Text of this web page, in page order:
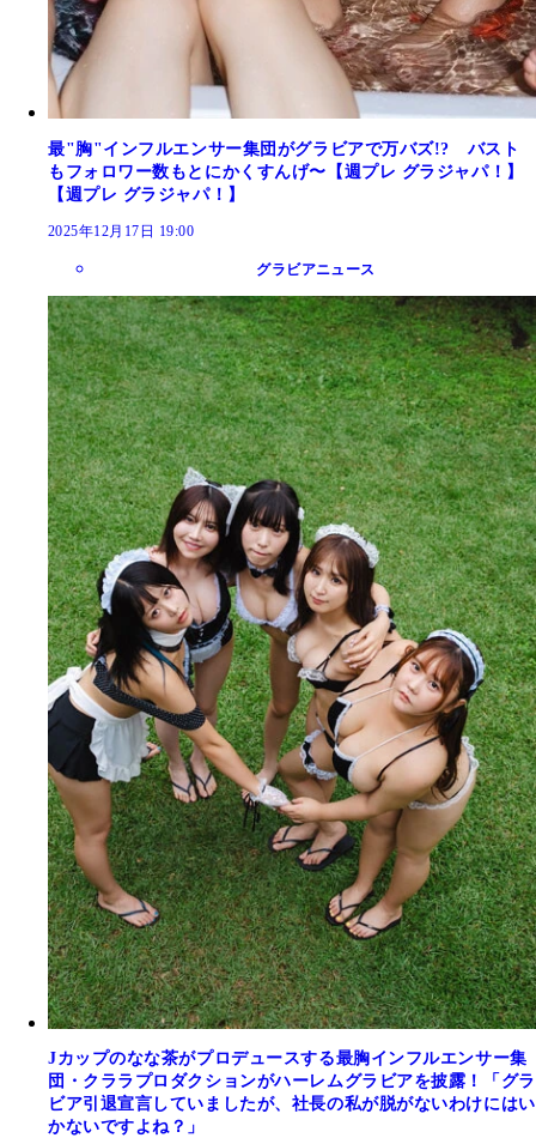
最"胸"インフルエンサー集団がグラビアで万バズ!? バスト
もフォロワー数もとにかくすんげ〜【週プレ グラジャパ！】
【週プレ グラジャパ！】
2025年12月17日 19:00
グラビアニュース
Jカップのなな茶がプロデュースする最胸インフルエンサー集
団・クララプロダクションがハーレムグラビアを披露！「グラ
ビア引退宣言していましたが、社長の私が脱がないわけにはい
かないですよね？」